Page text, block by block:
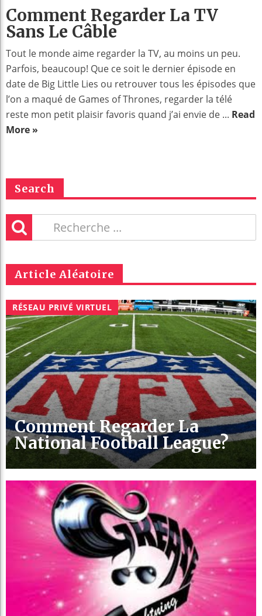
Comment Regarder La TV
Sans Le Câble
Tout le monde aime regarder la TV, au moins un peu.
Parfois, beaucoup! Que ce soit le dernier épisode en
date de Big Little Lies ou retrouver tous les épisodes que
l’on a maqué de Games of Thrones, regarder la télé
reste mon petit plaisir favoris quand j’ai envie de ... Read
More »
Search
Article Aléatoire
RÉSEAU PRIVÉ VIRTUEL
Comment Regarder La
National Football League?